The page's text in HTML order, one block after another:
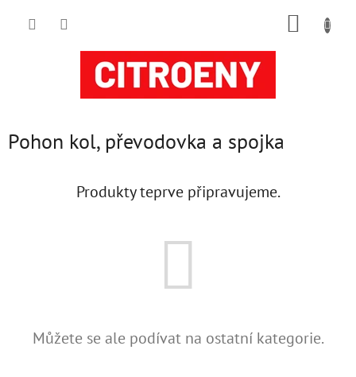
Pohon kol, převodovka a spojka
Produkty teprve připravujeme.
Můžete se ale podívat na ostatní kategorie.